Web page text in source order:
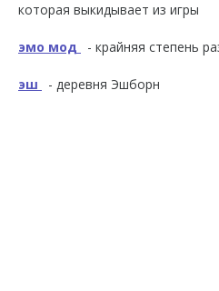
которая выкидывает из игры
эмо мод - крайняя степень
эш - деревня Эшборн